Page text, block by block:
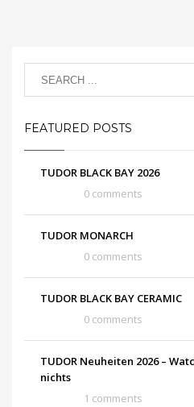
FEATURED POSTS
TUDOR BLACK BAY 2026
0 comments
TUDOR MONARCH
0 comments
TUDOR BLACK BAY CERAMIC
0 comments
TUDOR Neuheiten 2026 –
nichts
1 comments